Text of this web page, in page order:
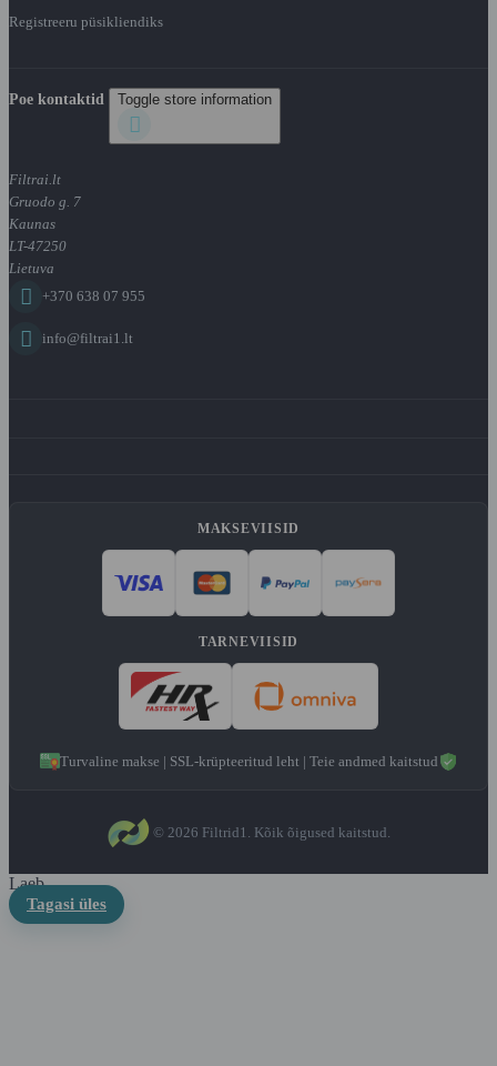
Registreeru püsikliendiks
Poe kontaktid Toggle store information

Filtrai.lt
Gruodo g. 7
Kaunas
LT-47250
Lietuva
 +370 638 07 955
 info@filtrai1.lt
MAKSEVIISID
TARNEVIISID
Turvaline makse | SSL-krüpteeritud leht | Teie andmed kaitstud
© 2026 Filtrid1. Kõik õigused kaitstud.
Laeb...
Tagasi üles